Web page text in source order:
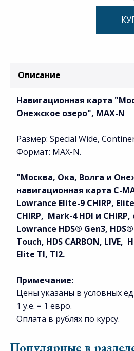
Описание
Навигационная карта
Онежское озеро", MAX-N
Размер: Special Wide,
Формат: MAX-N.
"Москва, Ока, Волга и
навигационная карта C-
Lowrance Elite-9 CHIRP,
CHIRP, Mark-4 HDI и
Lowrance HDS® Gen3,
Touch, HDS CARBON, LIVE,
Elite TI, TI2.
Примечание:
Цены указаны в условных
1 у.е. = 1 евро.
Оплата в рублях по курсу.
Популярные в